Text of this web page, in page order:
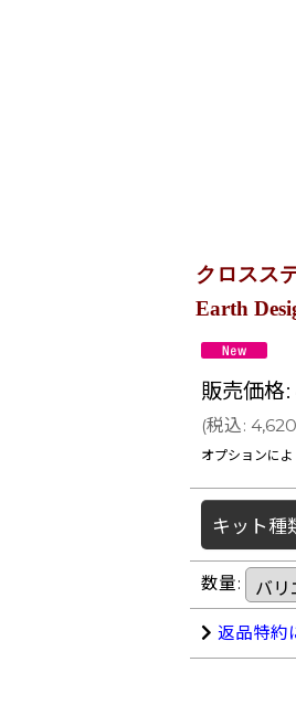
クロスス
Earth
販売価格:
(税込: 4,620
オプションに
キット種
数量:
返品特約